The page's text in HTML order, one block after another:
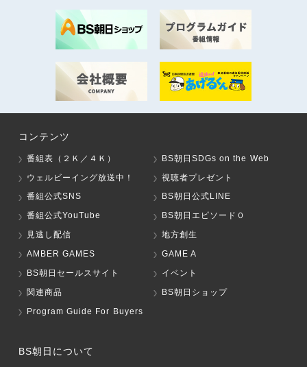
コンテンツ
番組表（２Ｋ／４Ｋ）
BS朝日SDGs on the Web
ウェルビーイング放送中！
視聴者プレゼント
番組公式SNS
BS朝日公式LINE
番組公式YouTube
BS朝日エピソード０
見逃し配信
地方創生
AMBER GAMES
GAME A
BS朝日セールスサイト
イベント
関連商品
BS朝日ショップ
Program Guide For Buyers
BS朝日について